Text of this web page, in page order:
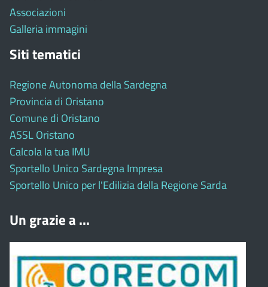
Associazioni
Galleria immagini
Siti tematici
Regione Autonoma della Sardegna
Provincia di Oristano
Comune di Oristano
ASSL Oristano
Calcola la tua IMU
Sportello Unico Sardegna Impresa
Sportello Unico per l'Edilizia della Regione Sarda
Un grazie a ...